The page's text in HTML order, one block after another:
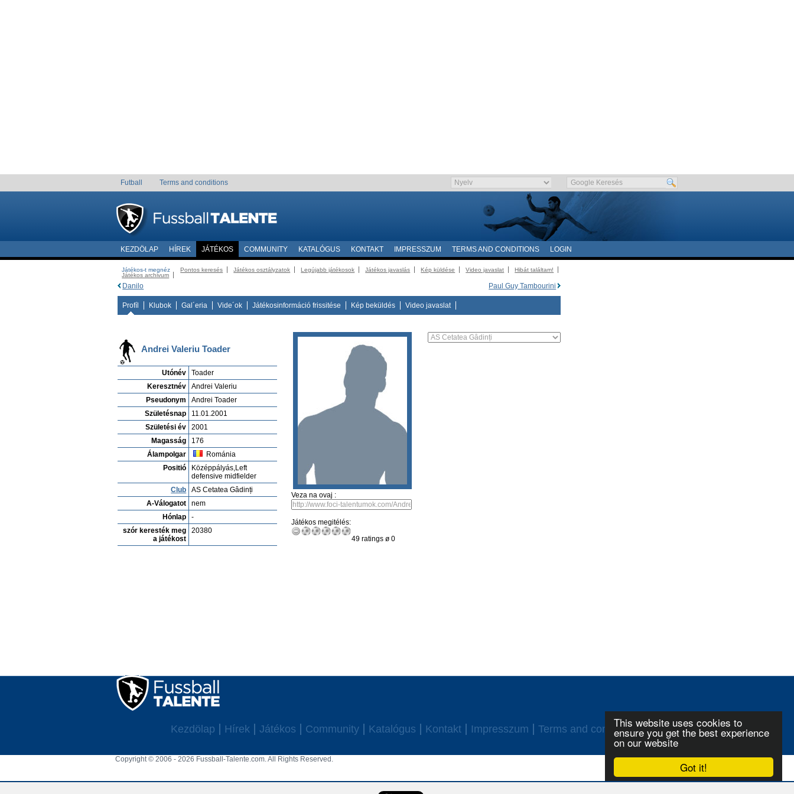
Got it!
This website uses cookies to
ensure you get the best experience
on our website
Futball Terms and conditions
KEZDÖLAP HÍREK JÁTÉKOS COMMUNITY KATALÓGUS KONTAKT IMPRESSZUM TERMS AND CONDITIONS LOGIN
Játékos-t megnéz Pontos keresés Játékos osztályzatok Legújabb játékosok Játékos javaslás Kép küldése Video javaslat
Hibát találtam!
Játékos archivum
Paul Guy Tambourini
Danilo
Profíl Klubok Gal´eria Vide´ok Játékosinformáció frissitése Kép beküldés Video javaslat
Andrei Valeriu Toader
Utónév
Toader
Keresztnév
Andrei Valeriu
Pseudonym
Andrei Toader
Születésnap
11.01.2001
Születési év
2001
Magasság
176
Álampolgar
Románia
Positió
Középpályás,Left
defensive midfielder
Club
AS Cetatea Gâdinți
A-Válogatot
nem
Hónlap
-
szór keresték meg
a játékost
20380
Veza na ovaj :
Játékos megitélés:
49 ratings ø 0
Kezdölap Hírek Játékos Community Katalógus Kontakt Impresszum Terms and conditions Login
Copyright © 2006 - 2026 Fussball-Talente.com. All Rights Reserved.